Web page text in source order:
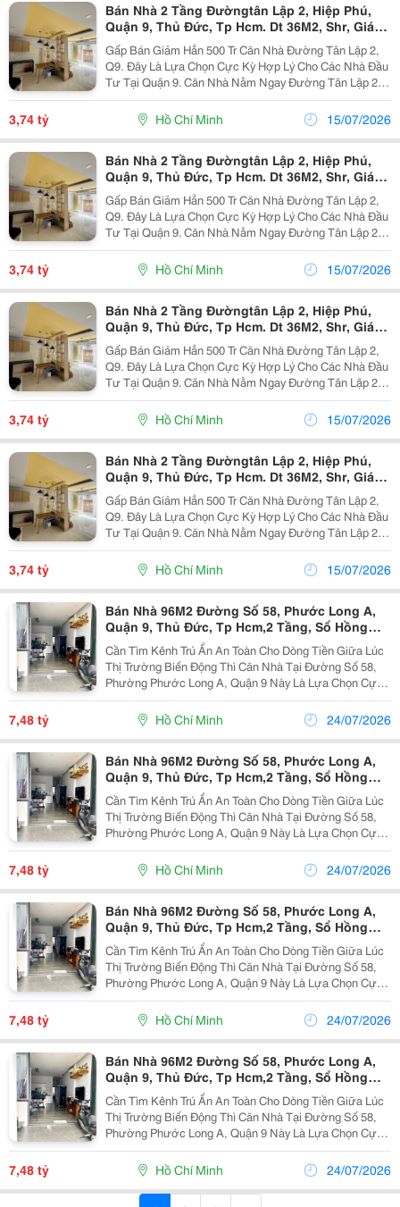
Bán Nhà 2 Tầng Đườngtân Lập 2, Hiệp Phú,
Quận 9, Thủ Đức, Tp Hcm. Dt 36M2, Shr, Giá
3,74 Tỷ.
Gấp Bán Giảm Hẳn 500 Tr Căn Nhà Đường Tân Lập 2,
Q9. Đây Là Lựa Chọn Cực Kỳ Hợp Lý Cho Các Nhà Đầu
Tư Tại Quận 9. Căn Nhà Nằm Ngay Đường Tân Lập 2,
Phường Hiệp Phú. Ngay Sát Đường Lê Văn Việt, Siêu
Thị Vin Mart, Vị Trí Này Rất Thoáng, Dễ Đi Lại Và...
3,74 tỷ Hồ Chí Minh 15/07/2026
Bán Nhà 2 Tầng Đườngtân Lập 2, Hiệp Phú,
Quận 9, Thủ Đức, Tp Hcm. Dt 36M2, Shr, Giá
3,74 Tỷ.
Gấp Bán Giảm Hẳn 500 Tr Căn Nhà Đường Tân Lập 2,
Q9. Đây Là Lựa Chọn Cực Kỳ Hợp Lý Cho Các Nhà Đầu
Tư Tại Quận 9. Căn Nhà Nằm Ngay Đường Tân Lập 2,
Phường Hiệp Phú. Ngay Sát Đường Lê Văn Việt, Siêu
Thị Vin Mart, Vị Trí Này Rất Thoáng, Dễ Đi Lại Và...
3,74 tỷ Hồ Chí Minh 15/07/2026
Bán Nhà 2 Tầng Đườngtân Lập 2, Hiệp Phú,
Quận 9, Thủ Đức, Tp Hcm. Dt 36M2, Shr, Giá
3,74 Tỷ.
Gấp Bán Giảm Hẳn 500 Tr Căn Nhà Đường Tân Lập 2,
Q9. Đây Là Lựa Chọn Cực Kỳ Hợp Lý Cho Các Nhà Đầu
Tư Tại Quận 9. Căn Nhà Nằm Ngay Đường Tân Lập 2,
Phường Hiệp Phú. Ngay Sát Đường Lê Văn Việt, Siêu
Thị Vin Mart, Vị Trí Này Rất Thoáng, Dễ Đi Lại Và...
3,74 tỷ Hồ Chí Minh 15/07/2026
Bán Nhà 2 Tầng Đườngtân Lập 2, Hiệp Phú,
Quận 9, Thủ Đức, Tp Hcm. Dt 36M2, Shr, Giá
3,74 Tỷ.
Gấp Bán Giảm Hẳn 500 Tr Căn Nhà Đường Tân Lập 2,
Q9. Đây Là Lựa Chọn Cực Kỳ Hợp Lý Cho Các Nhà Đầu
Tư Tại Quận 9. Căn Nhà Nằm Ngay Đường Tân Lập 2,
Phường Hiệp Phú. Ngay Sát Đường Lê Văn Việt, Siêu
Thị Vin Mart, Vị Trí Này Rất Thoáng, Dễ Đi Lại Và...
3,74 tỷ Hồ Chí Minh 15/07/2026
Bán Nhà 96M2 Đường Số 58, Phước Long A,
Quận 9, Thủ Đức, Tp Hcm,2 Tầng, Sổ Hồng
Riêng, Giá 7,48 Tỷ.
Cần Tìm Kênh Trú Ẩn An Toàn Cho Dòng Tiền Giữa Lúc
Thị Trường Biến Động Thì Căn Nhà Tại Đường Số 58,
Phường Phước Long A, Quận 9 Này Là Lựa Chọn Cực
Kỳ Hợp Lý. Vị Trí Nhà Nằm Trong Khu Dân Cư Ổn Định,
Giao Thông Thuận Tiện Kết Nối Các Trục Đường...
7,48 tỷ Hồ Chí Minh 24/07/2026
Bán Nhà 96M2 Đường Số 58, Phước Long A,
Quận 9, Thủ Đức, Tp Hcm,2 Tầng, Sổ Hồng
Riêng, Giá 7,48 Tỷ.
Cần Tìm Kênh Trú Ẩn An Toàn Cho Dòng Tiền Giữa Lúc
Thị Trường Biến Động Thì Căn Nhà Tại Đường Số 58,
Phường Phước Long A, Quận 9 Này Là Lựa Chọn Cực
Kỳ Hợp Lý. Vị Trí Nhà Nằm Trong Khu Dân Cư Ổn Định,
Giao Thông Thuận Tiện Kết Nối Các Trục Đường...
7,48 tỷ Hồ Chí Minh 24/07/2026
Bán Nhà 96M2 Đường Số 58, Phước Long A,
Quận 9, Thủ Đức, Tp Hcm,2 Tầng, Sổ Hồng
Riêng, Giá 7,48 Tỷ.
Cần Tìm Kênh Trú Ẩn An Toàn Cho Dòng Tiền Giữa Lúc
Thị Trường Biến Động Thì Căn Nhà Tại Đường Số 58,
Phường Phước Long A, Quận 9 Này Là Lựa Chọn Cực
Kỳ Hợp Lý. Vị Trí Nhà Nằm Trong Khu Dân Cư Ổn Định,
Giao Thông Thuận Tiện Kết Nối Các Trục Đường...
7,48 tỷ Hồ Chí Minh 24/07/2026
Bán Nhà 96M2 Đường Số 58, Phước Long A,
Quận 9, Thủ Đức, Tp Hcm,2 Tầng, Sổ Hồng
Riêng, Giá 7,48 Tỷ.
Cần Tìm Kênh Trú Ẩn An Toàn Cho Dòng Tiền Giữa Lúc
Thị Trường Biến Động Thì Căn Nhà Tại Đường Số 58,
Phường Phước Long A, Quận 9 Này Là Lựa Chọn Cực
Kỳ Hợp Lý. Vị Trí Nhà Nằm Trong Khu Dân Cư Ổn Định,
Giao Thông Thuận Tiện Kết Nối Các Trục Đường...
7,48 tỷ Hồ Chí Minh 24/07/2026